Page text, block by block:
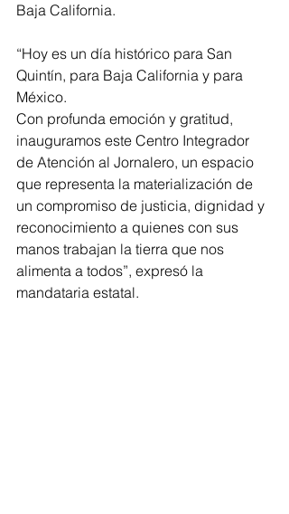
Baja California.
“Hoy es un día histórico para San
Quintín, para Baja California y para
México.
Con profunda emoción y gratitud,
inauguramos este Centro Integrador
de Atención al Jornalero, un espacio
que representa la materialización de
un compromiso de justicia, dignidad y
reconocimiento a quienes con sus
manos trabajan la tierra que nos
alimenta a todos”, expresó la
mandataria estatal.